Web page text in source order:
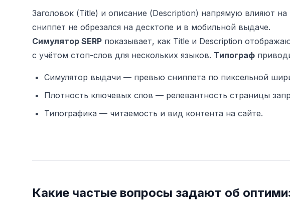
Заголовок (Title) и описание (Description) напрямую влияют
сниппет не обрезался на десктопе и в мобильной выдаче.
Симулятор SERP показывает, как Title и Description
с учётом стоп-слов для нескольких языков. Типограф
Симулятор выдачи — превью сниппета по пиксельной
Плотность ключевых слов — релевантность страницы
Типографика — читаемость и вид контента на сайте.
Какие частые вопросы задают об